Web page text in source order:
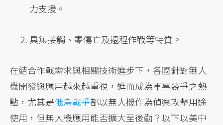
力支援。
具無接觸、零傷亡及遠程作戰等特質。
在結合作戰需求與相關技術進步下，各國針對無人
機開發與應用越來越重視，進而成為軍事競爭之熱
點，尤其是俄烏戰爭都以無人機作為偵察攻擊用途
使用，但無人機應用能否擴大至後勤？以下以美中